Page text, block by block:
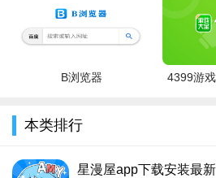
B浏览器
4399游
本类排行
星漫屋app下载安装最